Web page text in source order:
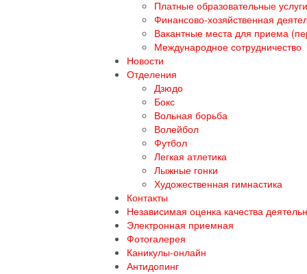
Платные образовательные услуги
Финансово-хозяйственная
Вакантные места для приема
Международное сотрудничество
Новости
Отделения
Дзюдо
Бокс
Вольная борьба
Волейбол
Футбол
Легкая атлетика
Лыжные гонки
Художественная гимнастика
Контакты
Независимая оценка качества
Электронная приемная
Фотогалерея
Каникулы-онлайн
Антидопинг